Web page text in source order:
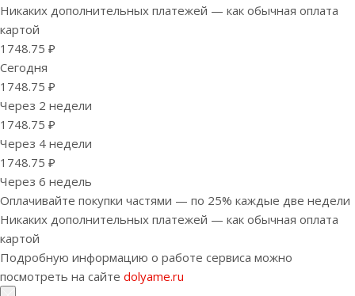
Никаких дополнительных платежей — как обычная оплата
картой
1748.75 ₽
Сегодня
1748.75 ₽
Через 2 недели
1748.75 ₽
Через 4 недели
1748.75 ₽
Через 6 недель
Оплачивайте покупки частями — по 25% каждые две недели
Никаких дополнительных платежей — как обычная оплата
картой
Подробную информацию о работе сервиса можно
посмотреть на сайте dolyame.ru